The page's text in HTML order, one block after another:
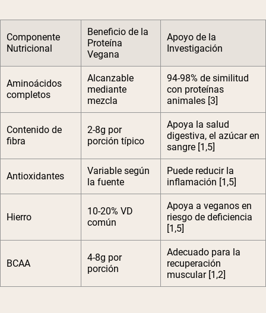
Componente
Nutricional
Beneficio de la
Proteína
Vegana
Apoyo de la
Investigación
Aminoácidos
completos
Alcanzable
mediante
mezcla
94-98% de similitud
con proteínas
animales [3]
Contenido de
fibra
2-8g por
porción típico
Apoya la salud
digestiva, el azúcar en
sangre [1,5]
Antioxidantes
Variable según
la fuente
Puede reducir la
inflamación [1,5]
Hierro
10-20% VD
común
Apoya a veganos en
riesgo de deficiencia
[1,5]
BCAA
4-8g por
porción
Adecuado para la
recuperación
muscular [1,2]